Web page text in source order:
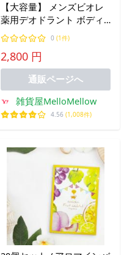
【大容量】 メンズビオレ
薬用デオドラント ボディ
ウォッシュ フレッシュな
ミントの香り つめかえ用
1200ml [医薬部外品] ボデ
ィソープ
0 (1件)
2,800 円
通販ページへ
雑貨屋MelloMellow
4.56 (1,008件)